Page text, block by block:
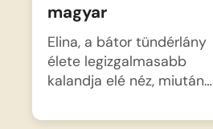
magyar
Elina, a bátor tündérlány
élete legizgalmasabb
kalandja elé néz, miután…